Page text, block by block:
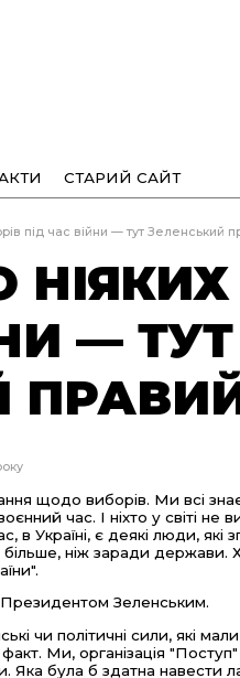
СТАРИЙ САЙТ
під час війни — тут Зеленський
— ТУТ
щодо виборів. Ми всі
час. І ніхто у світі не
в Україні, є деякі люди, які
ніж заради держави.
Президентом Зеленським.
чи політичні сили, які
Ми, організація
була б здатна навести